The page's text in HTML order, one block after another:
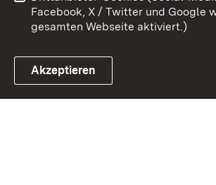
Link zum Landesportal
Facebook, X / Twitter und Google
gesamten Webseite aktiviert.)
Akzeptieren